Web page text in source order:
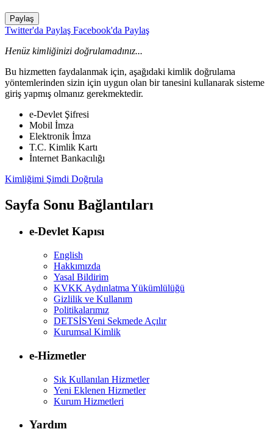
Paylaş
Twitter'da Paylaş Facebook'da Paylaş
Henüz kimliğinizi doğrulamadınız...
Bu hizmetten faydalanmak için, aşağıdaki kimlik doğrulama
yöntemlerinden sizin için uygun olan bir tanesini kullanarak sisteme
giriş yapmış olmanız gerekmektedir.
e-Devlet Şifresi
Mobil İmza
Elektronik İmza
T.C. Kimlik Kartı
İnternet Bankacılığı
Kimliğimi Şimdi Doğrula
Sayfa Sonu Bağlantıları
e-Devlet Kapısı
English
Hakkımızda
Yasal Bildirim
KVKK Aydınlatma Yükümlülüğü
Gizlilik ve Kullanım
Politikalarımız
DETSİSYeni Sekmede Açılır
Kurumsal Kimlik
e-Hizmetler
Sık Kullanılan Hizmetler
Yeni Eklenen Hizmetler
Kurum Hizmetleri
Yardım